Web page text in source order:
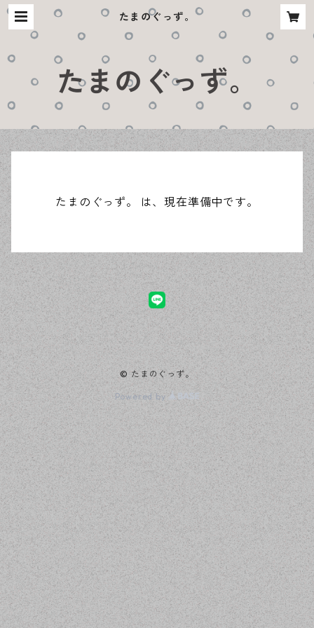
たまのぐっず。
たまのぐっず。
たまのぐっず。 は、現在準備中です。
© たまのぐっず。
Powered by